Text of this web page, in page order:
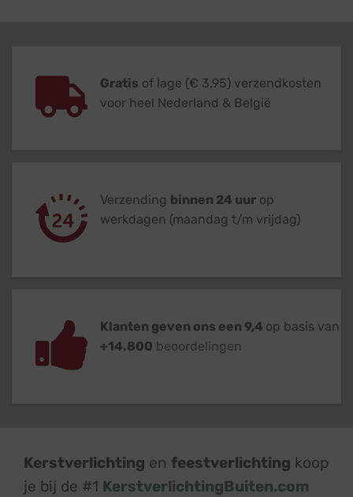
Gratis of lage (€ 3,95) verzendkosten
voor heel Nederland & België
Verzending binnen 24 uur op
werkdagen (maandag t/m vrijdag)
Klanten geven ons een 9,4 op basis van
+14.800 beoordelingen
Kerstverlichting en feestverlichting koop
je bij de #1 KerstverlichtingBuiten.com